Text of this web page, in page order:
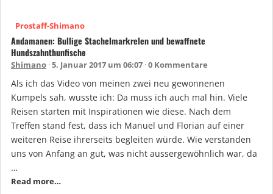
Prostaff-Shimano
Andamanen: Bullige Stachelmarkrelen und bewaffnete
Hundszahnthunfische
Shimano 5. Januar 2017 um 06:07 0 Kommentare
Als ich das Video von meinen zwei neu gewonnenen
Kumpels sah, wusste ich: Da muss ich auch mal hin. Viele
Reisen starten mit Inspirationen wie diese. Nach dem
Treffen stand fest, dass ich Manuel und Florian auf einer
weiteren Reise ihrerseits begleiten würde. Wie verstanden
uns von Anfang an gut, was nicht aussergewöhnlich war, da
…
Read more…